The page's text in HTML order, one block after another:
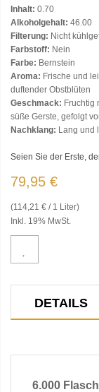
Inhalt: 0.70
Alkoholgehalt: 46.00
Filterung: Nicht
Farbstoff: Nein
Farbe: Bernstein
Aroma: Frische und
duftender Obstblüten
Geschmack: Fruchtig
süße Gerste, gefolgt
Nachklang: Lang und
Seien Sie der Erste,
79,95 €
(114,21 € / 1 Liter)
Inkl. 19% MwSt.
DETAILS
6.000